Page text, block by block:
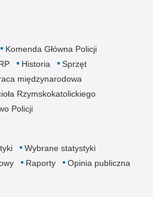
Komenda Główna Policji
Historia
Sprzęt
międzynarodowa
Rzymskokatolickiego
Policji
Wybrane statystyki
Raporty Opinia publiczna